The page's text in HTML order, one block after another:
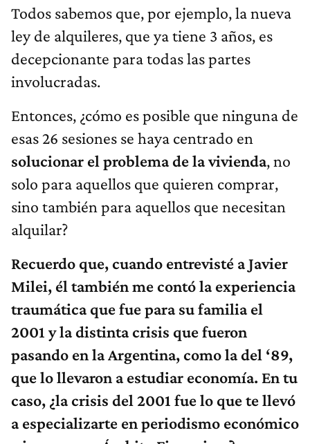
Todos sabemos que, por ejemplo, la nueva
ley de alquileres, que ya tiene 3 años, es
decepcionante para todas las partes
involucradas.
Entonces, ¿cómo es posible que ninguna de
esas 26 sesiones se haya centrado en
solucionar el problema de la vivienda, no
solo para aquellos que quieren comprar,
sino también para aquellos que necesitan
alquilar?
Recuerdo que, cuando entrevisté a Javier
Milei, él también me contó la experiencia
traumática que fue para su familia el
2001 y la distinta crisis que fueron
pasando en la Argentina, como la del ‘89,
que lo llevaron a estudiar economía. En tu
caso, ¿la crisis del 2001 fue lo que te llevó
a especializarte en periodismo económico